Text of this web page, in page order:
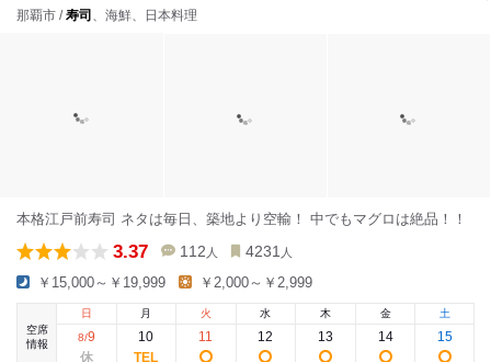
那覇市 /寿司 、海鮮、日本料理
本格江戸前寿司 ネタは毎日、築地より空輸！ 中でもマグロは絶品！！
3.37 112 人 4231 人
￥15,000～￥19,999 ￥2,000～￥2,999
空席
情報
日
8/9
月
10
火
11
水
12
木
13
金
14
土
15